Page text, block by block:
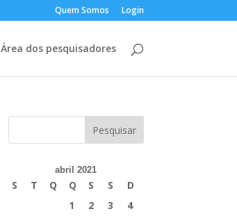
Quem Somos Login
Área dos pesquisadores
abril 2021
S T Q Q S S
D
1
2 3
4